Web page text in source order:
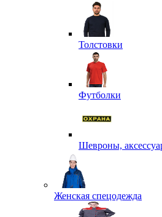
Толстовки
Футболки
Шевроны,
Женская спецодежда